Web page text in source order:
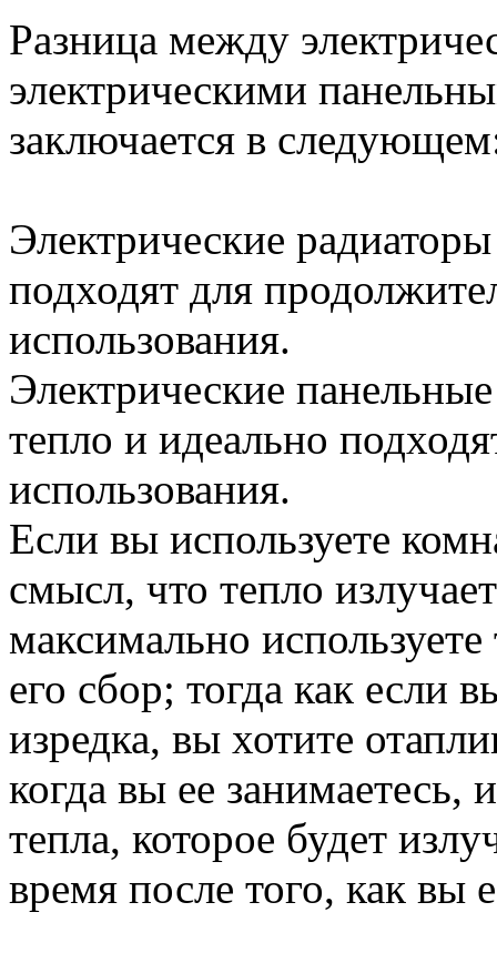
Разница между
электрическими
заключается в
Электрические
подходят для
использования.
Электрические
тепло и идеально
использования.
Если вы используете
смысл, что тепло
максимально
его сбор; тогда как если
изредка, вы хотите
когда вы ее занимаетесь,
тепла, которое будет
время после того, как вы